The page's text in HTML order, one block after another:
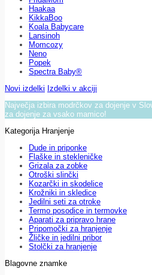
Haakaa
KikkaBoo
Koala Babycare
Lansinoh
Momcozy
Neno
Popek
Spectra Baby®
Novi izdelki Izdelki v akciji
Največja izbira modrčkov za dojenje v
za dojenje za vsako mamico!
Kategorija Hranjenje
Dude in priponke
Flaške in stekleničke
Grizala za zobke
Otroški slinčki
Kozarčki in skodelice
Krožniki in skledice
Jedilni seti za otroke
Termo posodice in termovke
Aparati za pripravo hrane
Pripomočki za hranjenje
Žličke in jedilni pribor
Stolčki za hranjenje
Blagovne znamke